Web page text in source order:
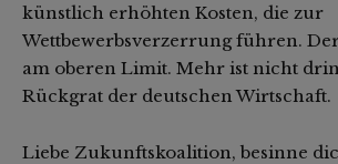
künstlich erhöhten Kosten, die zur
Wettbewerbsverzerrung führen.
am oberen Limit. Mehr ist nicht
Rückgrat der deutschen Wirtschaft.
Liebe Zukunftskoalition, besinne